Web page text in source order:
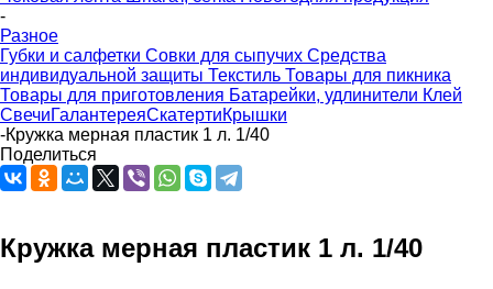
-
Разное
Губки и салфетки Совки для сыпучих Средства
индивидуальной защиты Текстиль Товары для пикника
Товары для приготовления Батарейки, удлинители Клей
СвечиГалантереяСкатертиКрышки
-Кружка мерная пластик 1 л. 1/40
Поделиться
Кружка мерная пластик 1 л. 1/40